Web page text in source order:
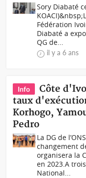
Sory Diabaté
Fédération
Diabaté a
QG de...
il y a 6 ans
Info
Côte
taux
Korhogo,
Pedro
La DG de
changement
organisera la
en 2023.A
National...